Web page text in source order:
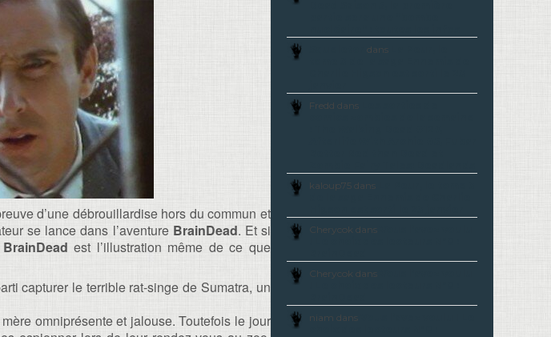
d’une débrouillardise hors du commun et
se lance dans l’aventure BrainDead. Et si
BrainDead est l’illustration même de ce que
capturer le terrible rat-singe de Sumatra, un
omniprésente et jalouse. Toutefois le jour
dans
Fredd dans
kaloup75 dans
Cherycok dans
Cherycok dans
niam dans